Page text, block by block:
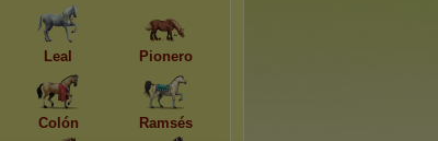
Leal Pionero
Colón Ramsés